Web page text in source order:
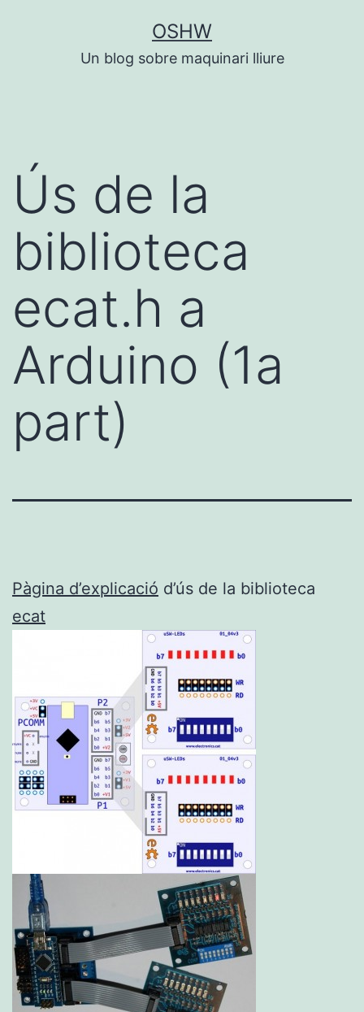
OSHW
Un blog sobre maquinari lliure
Ús de la
biblioteca
ecat.h a
Arduino (1a
part)
Pàgina d’explicació d’ús de la biblioteca
ecat